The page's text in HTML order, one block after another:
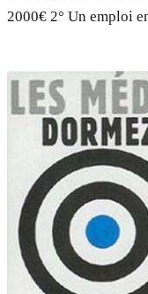
2000€ 2° Un emploi